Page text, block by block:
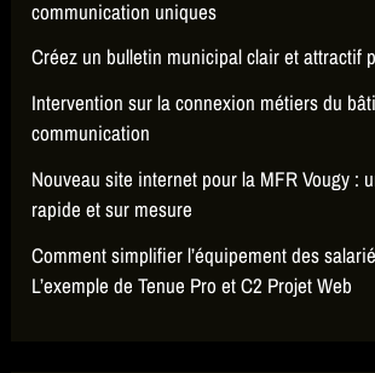
communication uniques
Créez un bulletin municipal clair et attractif
Intervention sur la connexion métiers du
communication
Nouveau site internet pour la MFR Vougy :
rapide et sur mesure
Comment simplifier l’équipement des
L’exemple de Tenue Pro et C2 Projet Web